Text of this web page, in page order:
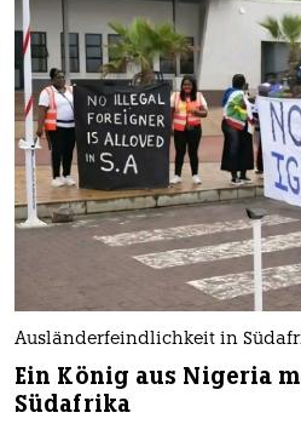
Ausländerfeindlichkeit in
Ein König aus Nigeria
Südafrika